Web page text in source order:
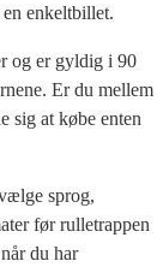
enkeltbillet.
og er gyldig i 90
Er du mellem
sig at købe enten
sprog,
før rulletrappen
du har